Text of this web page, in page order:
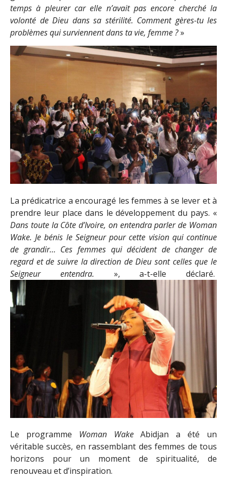
temps à pleurer car elle n’avait pas encore cherché la
volonté de Dieu dans sa stérilité. Comment gères-tu les
problèmes qui surviennent dans ta vie, femme ?»
La prédicatrice a encouragé les femmes à se lever et à
prendre leur place dans le développement du pays. «
Dans toute la Côte d’Ivoire, on entendra parler de Woman
Wake. Je bénis le Seigneur pour cette vision qui continue
de grandir… Ces femmes qui décident de changer de
regard et de suivre la direction de Dieu sont celles que le
Seigneur entendra. », a-t-elle déclaré.
Le programme Woman WakeAbidjan a été un
véritable succès, en rassemblant des femmes de tous
horizons pour un moment de spiritualité, de
renouveau et d’inspiration.